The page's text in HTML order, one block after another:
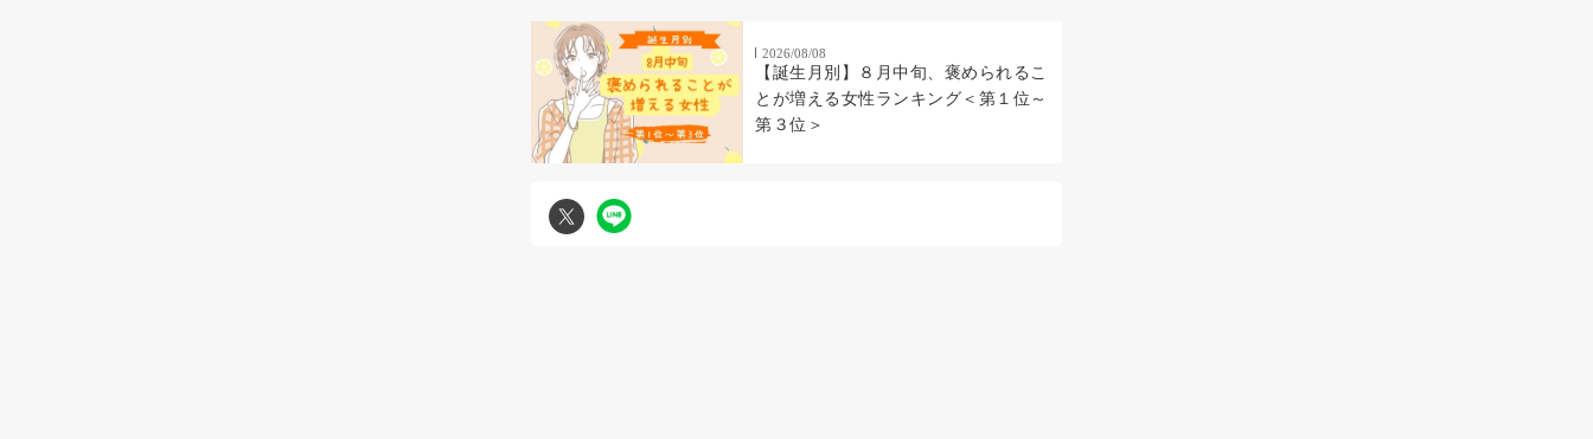
2026/08/08
【誕生月別】８月中旬、褒められるこ
とが増える女性ランキング＜第１位～
第３位＞